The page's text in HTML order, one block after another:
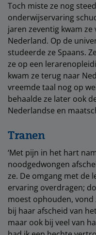
Toch miste ze nog
onderwijservaring
jaren zeventig kwam
Nederland. Op de
studeerde ze Spaans.
ze op een
kwam ze terug naar
vreemde taal nog op
behaalde ze later ook
Nederlandse en
Tranen
‘Met pijn in het hart
noodgedwongen
ze. De omgang met de
ervaring overdragen;
moest ophouden,
bij haar afscheid van
maar ook bij veel van